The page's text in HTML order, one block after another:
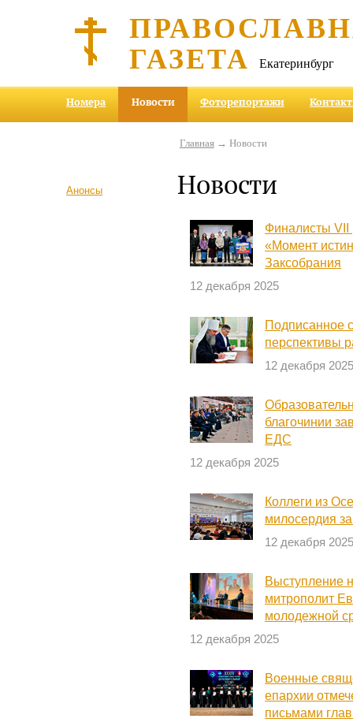
ГАЗЕТА Екатеринбург
Номера Новости Фоторепортажи
Анонсы
Главная→ Новости
Новости
Финалисты VII
«Момент
Заксобрания
12 декабря 2025
Подписанное
перспективы
12 декабря
благочинии
ЕДС
12 декабря 2025
Коллеги из
милосердия
12 декабря
Выступление
митрополит
молодежной
12 декабря 2025
Военные
епархии
письмами